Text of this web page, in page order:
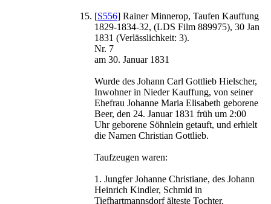
[S556] Rainer Minnerop, Taufen Kauffung
1829-1834-32, (LDS Film 889975), 30 Jan
1831 (Verlässlichkeit: 3).
Nr. 7
am 30. Januar 1831
Wurde des Johann Carl Gottlieb Hielscher,
Inwohner in Nieder Kauffung, von seiner
Ehefrau Johanne Maria Elisabeth geborene
Beer, den 24. Januar 1831 früh um 2:00
Uhr geborene Söhnlein getauft, und erhielt
die Namen Christian Gottlieb.
Taufzeugen waren:
1. Jungfer Johanne Christiane, des Johann
Heinrich Kindler, Schmid in
Tiefhartmannsdorf älteste Tochter.